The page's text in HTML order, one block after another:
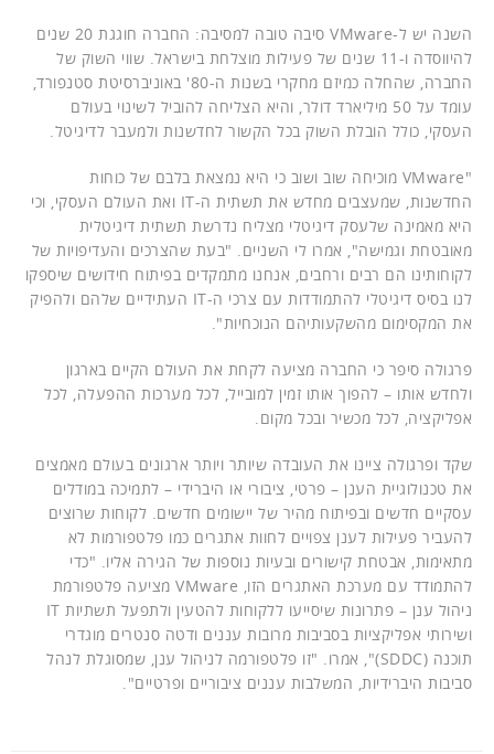
השנה יש ל-VMware סיבה טובה למסיבה: החברה חוגגת 20 שנים
להיווסדה ו-11 שנים של פעילות מוצלחת בישראל. שווי השוק של
החברה, שהחלה כמיזם מחקרי בשנות ה-80' באוניברסיטת סטנפורד,
עומד על 50 מיליארד דולר, והיא הצליחה להוביל לשינוי בעולם
העסקי, כולל הובלת השוק בכל הקשור לחדשנות ולמעבר לדיגיטל.
"VMware מוכיחה שוב ושוב כי היא נמצאת בלבם של כוחות
החדשנות, שמעצבים מחדש את תשתית ה-IT ואת העולם העסקי, וכי
היא מאמינה שלעסק דיגיטלי מצליח נדרשת תשתית דיגיטלית
מאובטחת וגמישה", אמרו לי השניים. "בעת שהצרכים והעדיפויות של
לקוחותינו הם רבים ורחבים, אנחנו מתמקדים בפיתוח חידושים שיספקו
לנו בסיס דיגיטלי להתמודדות עם צרכי ה-IT העתידיים שלהם ולהפיק
את המקסימום מהשקעותיהם הנוכחיות".
פרגולה סיפר כי החברה מציעה לקחת את העולם הקיים בארגון
ולחדש אותו – להפוך אותו זמין למובייל, לכל מערכות ההפעלה, לכל
אפליקציה, לכל מכשיר ובכל מקום.
שקד ופרגולה ציינו את העובדה שיותר ויותר ארגונים בעולם מאמצים
את טכנולוגיית הענן – פרטי, ציבורי או היברידי – לתמיכה במודלים
עסקיים חדשים ובפיתוח מהיר של יישומים חדשים. לקוחות שרוצים
להעביר פעילות לענן צפויים לחוות אתגרים כמו פלטפורמות לא
מתאימות, אבטחת קישורים ובעיות נוספות של הגירה אליו. "כדי
להתמודד עם מערכת האתגרים הזו, VMware מציעה פלטפורמת
ניהול ענן – פתרונות שיסייעו ללקוחות להטעין ולתפעל תשתיות IT
ושירותי אפליקציות בסביבות מרובות עננים ודטה סנטרים מוגדרי
תוכנה (SDDC)", אמרו. "זו פלטפורמה לניהול ענן, שמסוגלת לנהל
סביבות היברידיות, המשלבות עננים ציבוריים ופרטיים".